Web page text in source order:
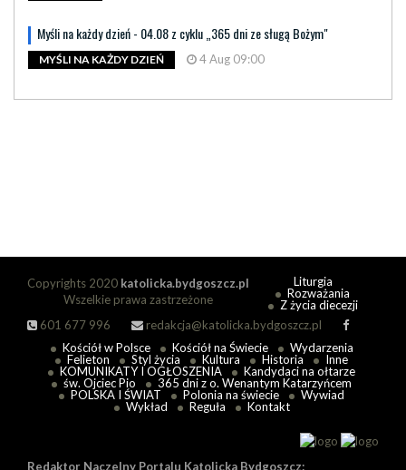
Myśli na każdy dzień - 04.08 z cyklu „365 dni ze sługą Bożym"
MYŚLI NA KAŻDY DZIEŃ 4 Aug 09:00
Copyrights 2020 katolicka.bydgoszcz.pl
Wszelkie prawa zastrzeżone
601 677 996
redakcja@katolicka.bydgoszcz.pl
Liturgia
Rozważania
Z życia diecezji
Kościół w Polsce Kościół na Świecie
Wydarzenia
Felieton
Styl życia Kultura Historia
Inne
KOMUNIKATY I OGŁOSZENIA
Kandydaci na ołtarze
św. Ojciec Pio
365 dni z o. Wenantym Katarzyńcem
POLSKA I ŚWIAT
Polonia na świecie
Wywiad
Wykład
Reguła Kontakt
Redaktor Naczelny Portalu Katolicka Bydgoszcz: